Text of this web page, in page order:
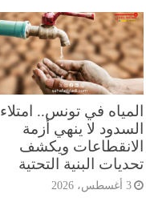
المياه في تونس.. امتلاء
السدود لا ينهي أزمة
الانقطاعات ويكشف
تحديات البنية التحتية
3 أغسطس، 2026